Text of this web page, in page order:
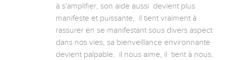
à s'amplifier, son aide aussi  devient plus
manifeste et puissante,  il tient vraiment à
rassurer en se manifestant sous divers aspect
dans nos vies, sa bienveillance environnante
devient palpable,  il nous aime, il  tient à nous,